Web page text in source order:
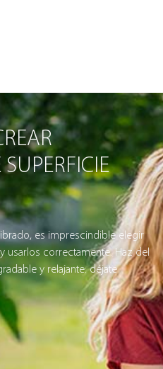
es imprescindible elegir
usarlos correctamente. Haz del
y relajante: déjate